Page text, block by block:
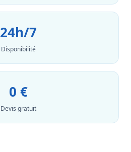
24h/7
Disponibilité
0 €
Devis gratuit